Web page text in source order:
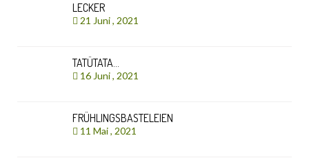
LECKER
21 Juni , 2021
TATÜTATA…
16 Juni , 2021
FRÜHLINGSBASTELEIEN
11 Mai , 2021